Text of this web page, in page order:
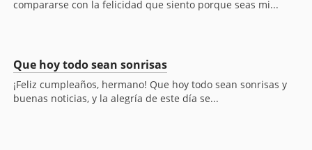
compararse con la felicidad que siento porque seas mi...
Que hoy todo sean sonrisas
¡Feliz cumpleaños, hermano! Que hoy todo sean sonrisas y
buenas noticias, y la alegría de este día se...